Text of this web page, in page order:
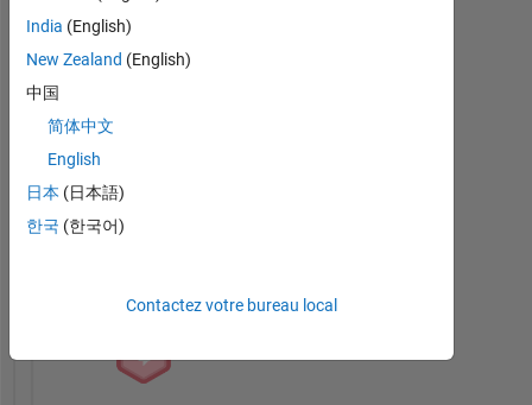
Badges
MATLAB
Answers
Badges
India (English)
New Zealand (English)
中国
简体中文
English
日本 (日本語)
한국 (한국어)
Contactez votre bureau local